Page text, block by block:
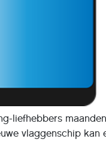
liefhebbers
vlaggenschip kan